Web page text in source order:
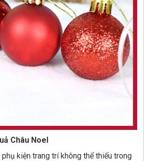
Châu Noel
kiện trang trí không thể thiếu trong